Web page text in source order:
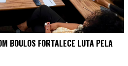
BOULOS FORTALECE LUTA PELA